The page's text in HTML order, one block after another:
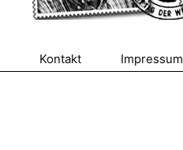
Kontakt Impressum